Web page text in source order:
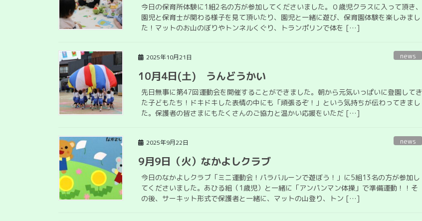
今日の保育所体験に1組2名の方が参加してくださいました。０歳児クラスに入って頂き、
園児と保育士が関わる様子を見て頂いたり、園児と一緒に遊び、保育園体験を楽しみまし
た！マットのお山のぼりやトンネルくぐり、トランポリンで体を […]
2025年10月21日 news
10月4日(土) うんどうかい
先日無事に第47回運動会を開催することができました。朝から元気いっぱいに登園してき
た子どもたち！ドキドキした表情の中にも「頑張るぞ！」という気持ちが伝わってきまし
た。保護者の皆さまにもたくさんのご協力と温かい応援をいただ […]
2025年9月22日 news
9月9日（火）なかよしクラブ
今日のなかよしクラブ「ミニ運動会！パラバルーンで遊ぼう！」に5組13名の方が参加し
てくださいました。あひる組（1歳児）と一緒に「アンパンマン体操」で準備運動！！そ
の後、サーキット形式で保護者と一緒に、マットの山登り、トン […]